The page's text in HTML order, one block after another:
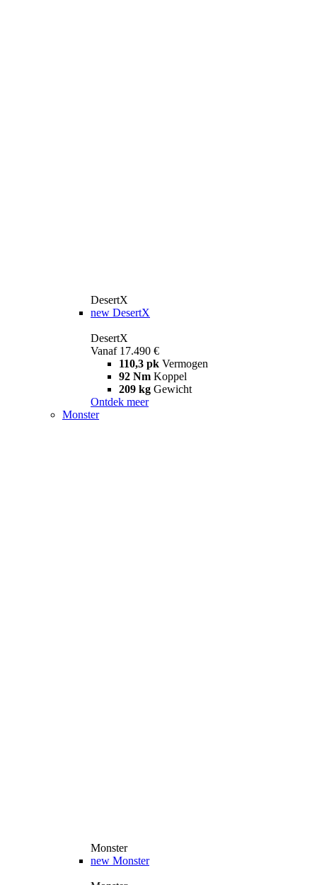
DesertX
new DesertX
DesertX
Vanaf 17.490 €
110,3 pk Vermogen
92 Nm Koppel
209 kg Gewicht
Ontdek meer
Monster
Monster
new Monster